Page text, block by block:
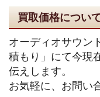
買取価格につい
オーディオサウン
積もり」にて今現
伝えします。
お気軽に、お問い